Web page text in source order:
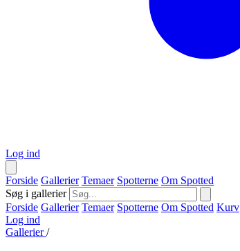
Log ind
Forside Gallerier Temaer Spotterne Om Spotted
Søg i gallerier
Forside Gallerier Temaer Spotterne Om Spotted Kurv
Log ind
Gallerier/